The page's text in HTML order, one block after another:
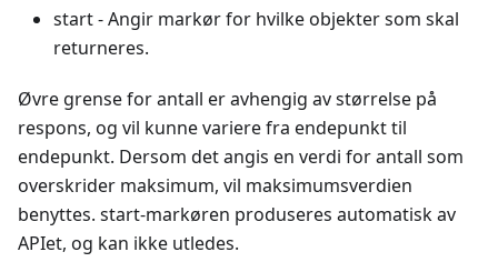
start - Angir markør for hvilke objekter som skal
returneres.
Øvre grense for antall er avhengig av størrelse på
respons, og vil kunne variere fra endepunkt til
endepunkt. Dersom det angis en verdi for antall som
overskrider maksimum, vil maksimumsverdien
benyttes. start-markøren produseres automatisk av
APIet, og kan ikke utledes.